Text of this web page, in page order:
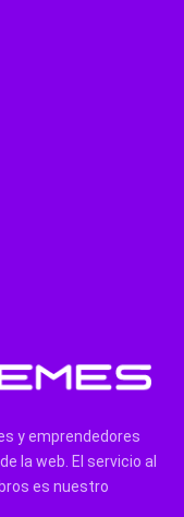
y emprendedores
la web. El servicio al
es nuestro